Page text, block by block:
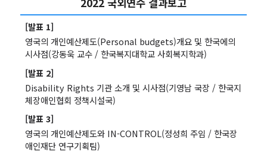
[발표 1]
영국의 개인예산제도(Personal budgets)개요 및 한국에의
시사점(강동욱 교수 / 한국복지대학교 사회복지학과)
[발표 2]
Disability Rights 기관 소개 및 시사점(기영남 국장 / 한국지
체장애인협회 정책시설국)
[발표 3]
영국의 개인예산제도와 IN-CONTROL(정성희 주임 / 한국장
애인재단 연구기획팀)